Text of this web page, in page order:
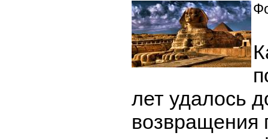
лет удалось
возвращения